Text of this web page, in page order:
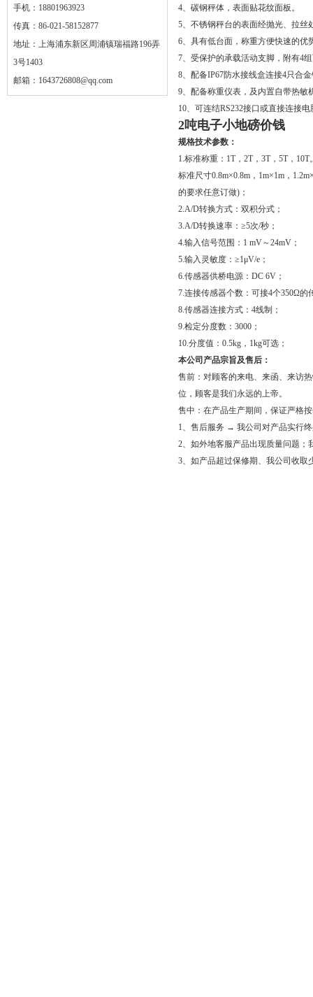
手机：18801963923
传真：86-021-58152877
地址：上海浦东新区周浦镇瑞福路196弄
3号1403
邮箱： 1643726808@qq.com
4、碳钢秤体，表面贴花纹面板。
5、不锈钢秤台的表面经抛光、拉丝
6、具有低台面，称重方便快速的优
7、受保护的承载活动支脚，附有4
8、配备IP67防水接线盒连接4只合
9、配备称重仪表，及内置自带热敏
10、可连结RS232接口或直接连接
2吨电子小地磅价钱
规格技术参数：
1.标准称重：1T，2T，3T，5T，10T
标准尺寸0.8m×0.8m，1m×1m，
的要求任意订做)；
2.A/D转换方式：双积分式；
3.A/D转换速率：≥5次/秒；
4.输入信号范围：1 mV～24mV；
5.输入灵敏度：≥1μV/e；
6.传感器供桥电源：DC 6V；
7.连接传感器个数：可接4个350Ω的
8.传感器连接方式：4线制；
9.检定分度数：3000；
10.分度值：0.5kg，1kg可选；
本公司产品宗旨及售后：
售前：对顾客的来电、来函、来访
位，顾客是我们永远的上帝。
售中：在产品生产期间，保证严格
1、售后服务 → 我公司对产品实行
2、如外地客服产品出现质量问题；
3、如产品超过保修期、我公司收取